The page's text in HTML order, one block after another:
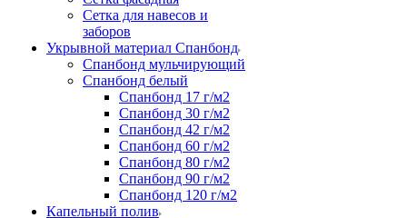
Сетка для навесов и
заборов
Укрывной материал Спанбонд
Спанбонд мульчирующий
Спанбонд белый
Спанбонд 17 г/м2
Спанбонд 30 г/м2
Спанбонд 42 г/м2
Спанбонд 60 г/м2
Спанбонд 80 г/м2
Спанбонд 90 г/м2
Спанбонд 120 г/м2
Капельный полив